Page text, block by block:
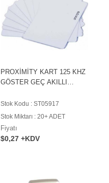
PROXİMİTY KART 125 KHZ
GÖSTER GEÇ AKILLI
Stok Kodu : ST05917
Stok Miktarı : 20+ ADET
Fiyatı
$0,27 +KDV